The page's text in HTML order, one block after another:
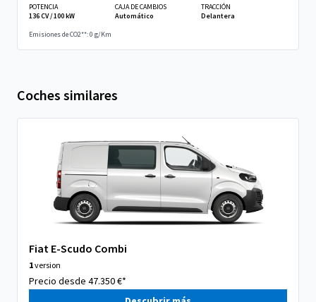
POTENCIA
136 CV / 100 kW
CAJA DE CAMBIOS
Automático
TRACCIÓN
Delantera
Emisiones de CO2**: 0 g/Km
Coches similares
Fiat E-Scudo Combi
1version
Precio desde 47.350 €*